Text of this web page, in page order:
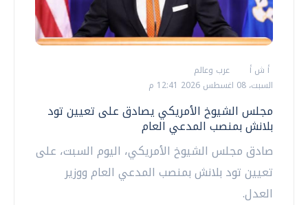
أ ش أ
عرب وعالم
السبت، 08 اغسطس 2026 12:41 م
مجلس الشيوخ الأمريكي يصادق على تعيين تود
بلانش بمنصب المدعي العام
صادق مجلس الشيوخ الأمريكي، اليوم السبت، على
تعيين تود بلانش بمنصب المدعي العام ووزير
العدل.